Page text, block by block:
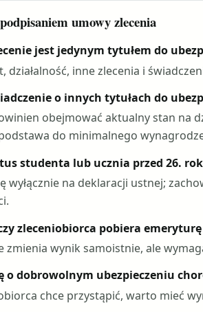
umowy zlecenia
jest jedynym tytułem do
działalność, inne zlecenia i
o innych tytułach do
obejmować aktualny stan na
do minimalnego
studenta lub ucznia przed 26.
wyłącznie na deklaracji ustnej;
zleceniobiorca pobiera
zmienia wynik samoistnie, ale
o dobrowolnym ubezpieczeniu
chce przystąpić, warto mieć